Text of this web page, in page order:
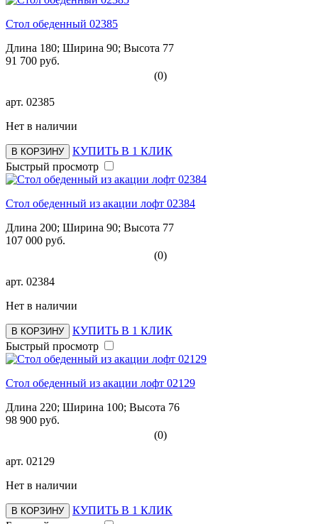
Стол обеденный 02385
Длина 180; Ширина 90; Высота 77
91 700 руб.
(0)
арт. 02385
Нет в наличии
В КОРЗИНУ
КУПИТЬ В 1 КЛИК
Быстрый просмотр
Стол обеденный из акации лофт 02384
Длина 200; Ширина 90; Высота 77
107 000 руб.
(0)
арт. 02384
Нет в наличии
В КОРЗИНУ
КУПИТЬ В 1 КЛИК
Быстрый просмотр
Стол обеденный из акации лофт 02129
Длина 220; Ширина 100; Высота 76
98 900 руб.
(0)
арт. 02129
Нет в наличии
В КОРЗИНУ
КУПИТЬ В 1 КЛИК